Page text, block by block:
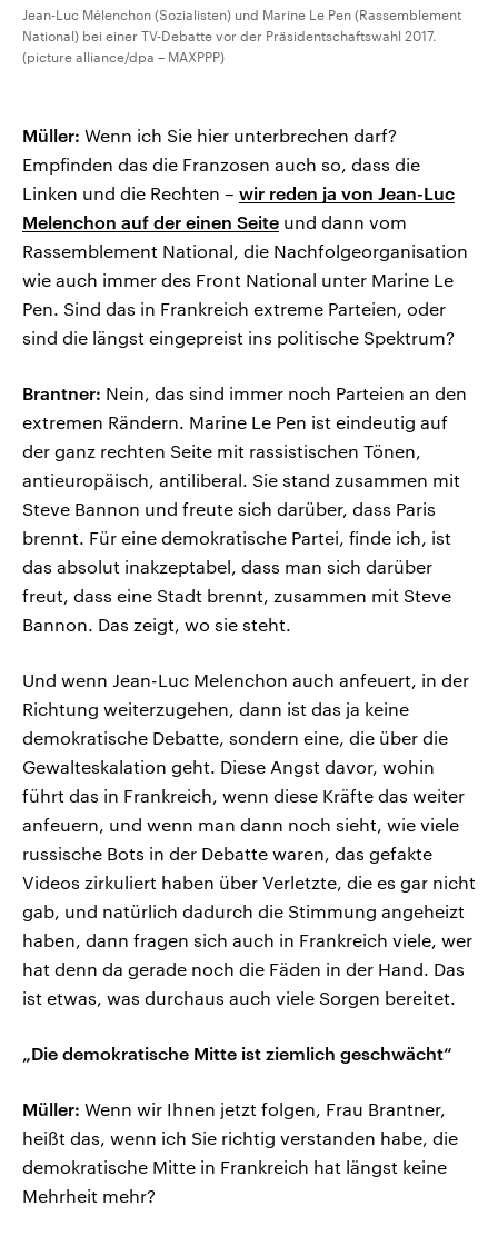
Jean-Luc Mélenchon (Sozialisten) und Marine Le Pen (Rassemblement
National) bei einer TV-Debatte vor der Präsidentschaftswahl 2017.
(picture alliance/dpa – MAXPPP)
Müller: Wenn ich Sie hier unterbrechen darf?
Empfinden das die Franzosen auch so, dass die
Linken und die Rechten – wir reden ja von Jean-Luc
Melenchon auf der einen Seite und dann vom
Rassemblement National, die Nachfolgeorganisation
wie auch immer des Front National unter Marine Le
Pen. Sind das in Frankreich extreme Parteien, oder
sind die längst eingepreist ins politische Spektrum?
Brantner: Nein, das sind immer noch Parteien an den
extremen Rändern. Marine Le Pen ist eindeutig auf
der ganz rechten Seite mit rassistischen Tönen,
antieuropäisch, antiliberal. Sie stand zusammen mit
Steve Bannon und freute sich darüber, dass Paris
brennt. Für eine demokratische Partei, finde ich, ist
das absolut inakzeptabel, dass man sich darüber
freut, dass eine Stadt brennt, zusammen mit Steve
Bannon. Das zeigt, wo sie steht.
Und wenn Jean-Luc Melenchon auch anfeuert, in der
Richtung weiterzugehen, dann ist das ja keine
demokratische Debatte, sondern eine, die über die
Gewalteskalation geht. Diese Angst davor, wohin
führt das in Frankreich, wenn diese Kräfte das weiter
anfeuern, und wenn man dann noch sieht, wie viele
russische Bots in der Debatte waren, das gefakte
Videos zirkuliert haben über Verletzte, die es gar nicht
gab, und natürlich dadurch die Stimmung angeheizt
haben, dann fragen sich auch in Frankreich viele, wer
hat denn da gerade noch die Fäden in der Hand. Das
ist etwas, was durchaus auch viele Sorgen bereitet.
„Die demokratische Mitte ist ziemlich geschwächt“
Müller: Wenn wir Ihnen jetzt folgen, Frau Brantner,
heißt das, wenn ich Sie richtig verstanden habe, die
demokratische Mitte in Frankreich hat längst keine
Mehrheit mehr?